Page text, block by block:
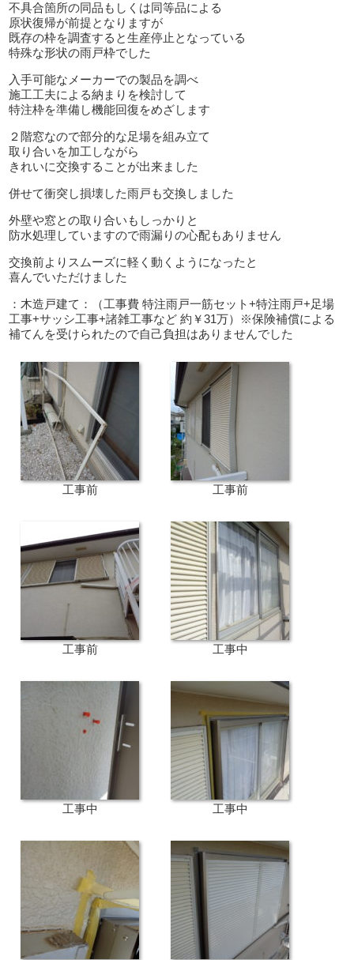
不具合箇所の同品もしくは同等品による
原状復帰が前提となりますが
既存の枠を調査すると生産停止となっている
特殊な形状の雨戸枠でした
入手可能なメーカーでの製品を調べ
施工工夫による納まりを検討して
特注枠を準備し機能回復をめざします
２階窓なので部分的な足場を組み立て
取り合いを加工しながら
きれいに交換することが出来ました
併せて衝突し損壊した雨戸も交換しました
外壁や窓との取り合いもしっかりと
防水処理していますので雨漏りの心配もありません
交換前よりスムーズに軽く動くようになったと
喜んでいただけました
：木造戸建て：（工事費 特注雨戸一筋セット+特注雨戸+足場
工事+サッシ工事+諸雑工事など 約￥31万）※保険補償による
補てんを受けられたので自己負担はありませんでした
工事前 工事前
工事前 工事中
工事中 工事中